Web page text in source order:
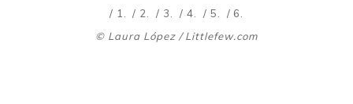
/ 1. / 2. / 3. / 4. / 5.
/ 6.
© Laura López/ Littlefew.com